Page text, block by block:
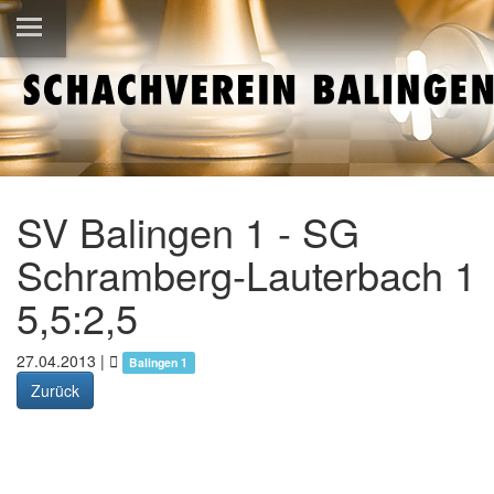
SV Balingen 1 - SG
Schramberg-Lauterbach 1
5,5:2,5
27.04.2013 | Balingen 1
Zurück